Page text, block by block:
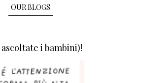
OUR BLOGS
i bambini)!